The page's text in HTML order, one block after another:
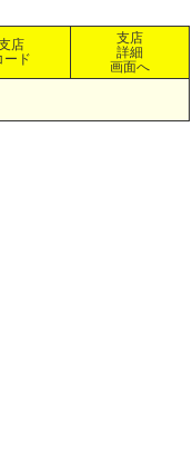
店
ード
支店
詳細
画面へ